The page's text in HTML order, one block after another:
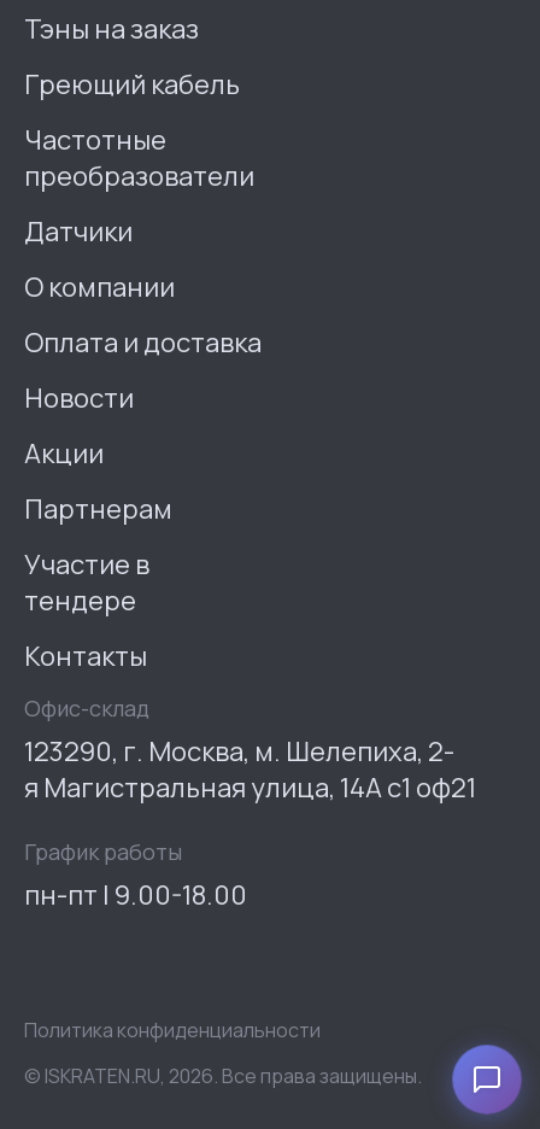
Тэны на заказ
Греющий кабель
Частотные
преобразователи
Датчики
О компании
Оплата и доставка
Новости
Акции
Партнерам
Участие в
тендере
Контакты
Офис-склад
123290, г. Москва, м. Шелепиха, 2-
я Магистральная улица, 14А с1 оф21
График работы
пн-пт | 9.00-18.00
© ISKRATEN.RU, 2026. Все права защищены.
Политика конфиденциальности